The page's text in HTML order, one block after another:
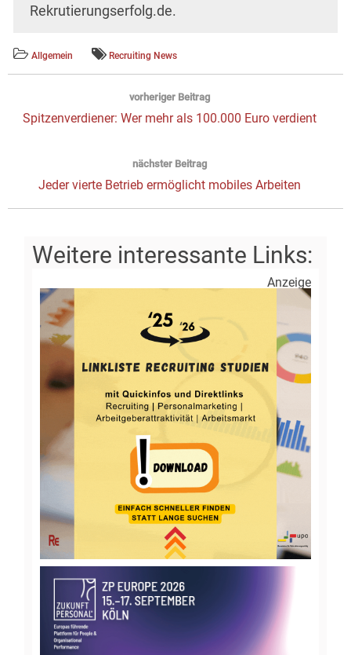
Rekrutierungserfolg.de.
Allgemein Recruiting News
Beitragsnavigation
vorheriger Beitrag
Vorheriger
Spitzenverdiener: Wer mehr als 100.000 Euro verdient
nächster Beitrag
Next
post:
Jeder vierte Betrieb ermöglicht mobiles Arbeiten
Anzeige